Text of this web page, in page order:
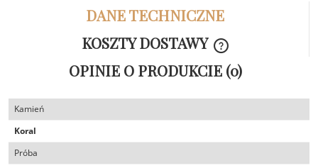
DANE TECHNICZNE
KOSZTY DOSTAWY
KOSZTÓW
OPINIE O PRODUKCIE (0)
Kamień
Koral
Próba